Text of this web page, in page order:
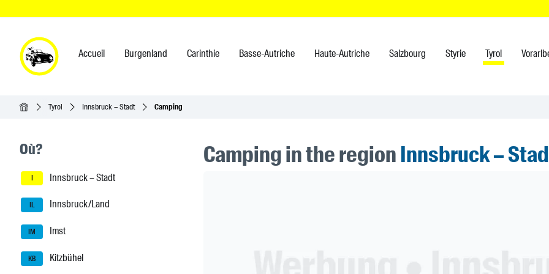
Accueil Burgenland Carinthie Basse-Autriche Haute-Autriche Salzbourg Styrie Tyrol
AccueilTyrol Innsbruck – Stadt Camping
Seitenleisten-Navigation
Où?
I Innsbruck – Stadt
IL Innsbruck/Land
IM Imst
KB Kitzbühel
Camping in the regionInnsbruck –